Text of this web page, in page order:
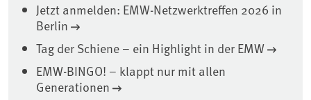
Jetzt anmelden: EMW-Netzwerktreffen 2026 in
Berlin
Tag der Schiene – ein Highlight in der EMW
EMW-BINGO! – klappt nur mit allen
Generationen